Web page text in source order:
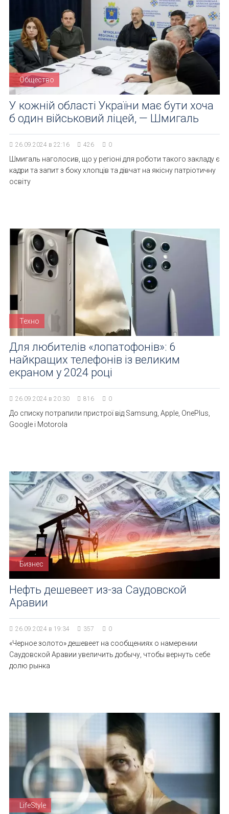
Общество
У кожній області України має бути хоча
б один військовий ліцей, — Шмигаль
26.09.2024 в 22:16 426 0
Шмигаль наголосив, що у регіоні для роботи такого закладу є
кадри та запит з боку хлопців та дівчат на якісну патріотичну
освіту
Техно
Для любителів «лопатофонів»: 6
найкращих телефонів із великим
екраном у 2024 році
26.09.2024 в 20:30 816 0
До списку потрапили пристрої від Samsung, Apple, OnePlus,
Google і Motorola
Бизнес
Нефть дешевеет из-за Саудовской
Аравии
26.09.2024 в 19:34 357 0
«Черное золото» дешевеет на сообщениях о намерении
Саудовской Аравии увеличить добычу, чтобы вернуть себе
долю рынка
LifeStyle